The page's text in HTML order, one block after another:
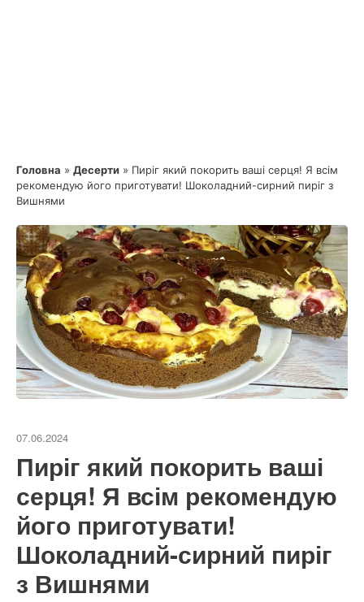
Головна » Десерти » Пиріг який покорить ваші серця! Я всім
рекомендую його приготувати! Шоколадний-сирний пиріг з
Вишнями
07.06.2024
Пиріг який покорить ваші
серця! Я всім рекомендую
його приготувати!
Шоколадний-сирний пиріг
з Вишнями